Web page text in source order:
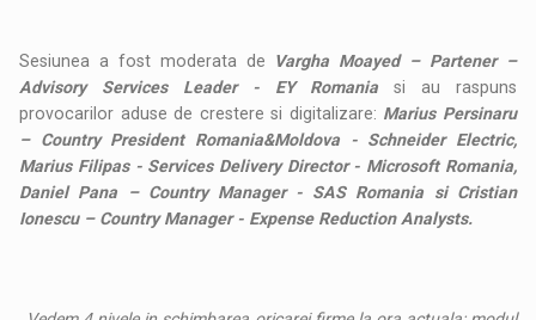
Sesiunea a fost moderata de Vargha Moayed – Partener –
Advisory Services Leader - EY Romania si au raspuns
provocarilor aduse de crestere si digitalizare: Marius Persinaru
– Country President Romania&Moldova - Schneider Electric,
Marius Filipas - Services Delivery Director - Microsoft Romania,
Daniel Pana – Country Manager - SAS Romania si Cristian
Ionescu – Country Manager - Expense Reduction Analysts.